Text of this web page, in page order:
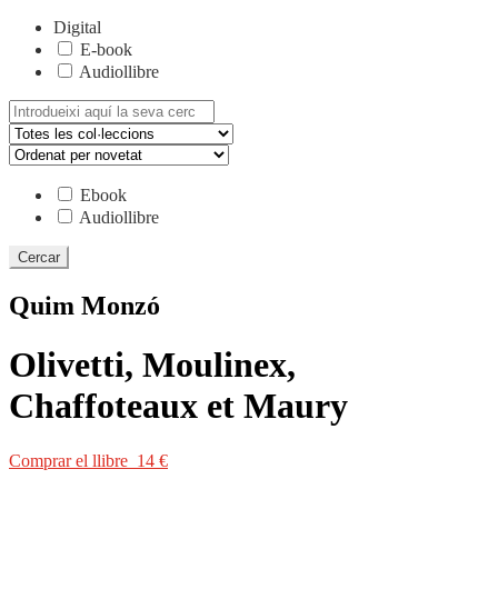
Digital
E-book
Audiollibre
Cerca:
Ebook
Audiollibre
Quim Monzó
Olivetti, Moulinex,
Chaffoteaux et Maury
Comprar el llibre 14 €